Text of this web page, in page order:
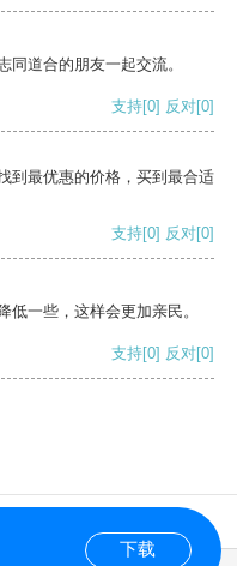
同道合的朋友一起交流。
支持[0] 反对[0]
到最优惠的价格，买到最合适
支持[0] 反对[0]
一些，这样会更加亲民。
支持[0] 反对[0]
下载